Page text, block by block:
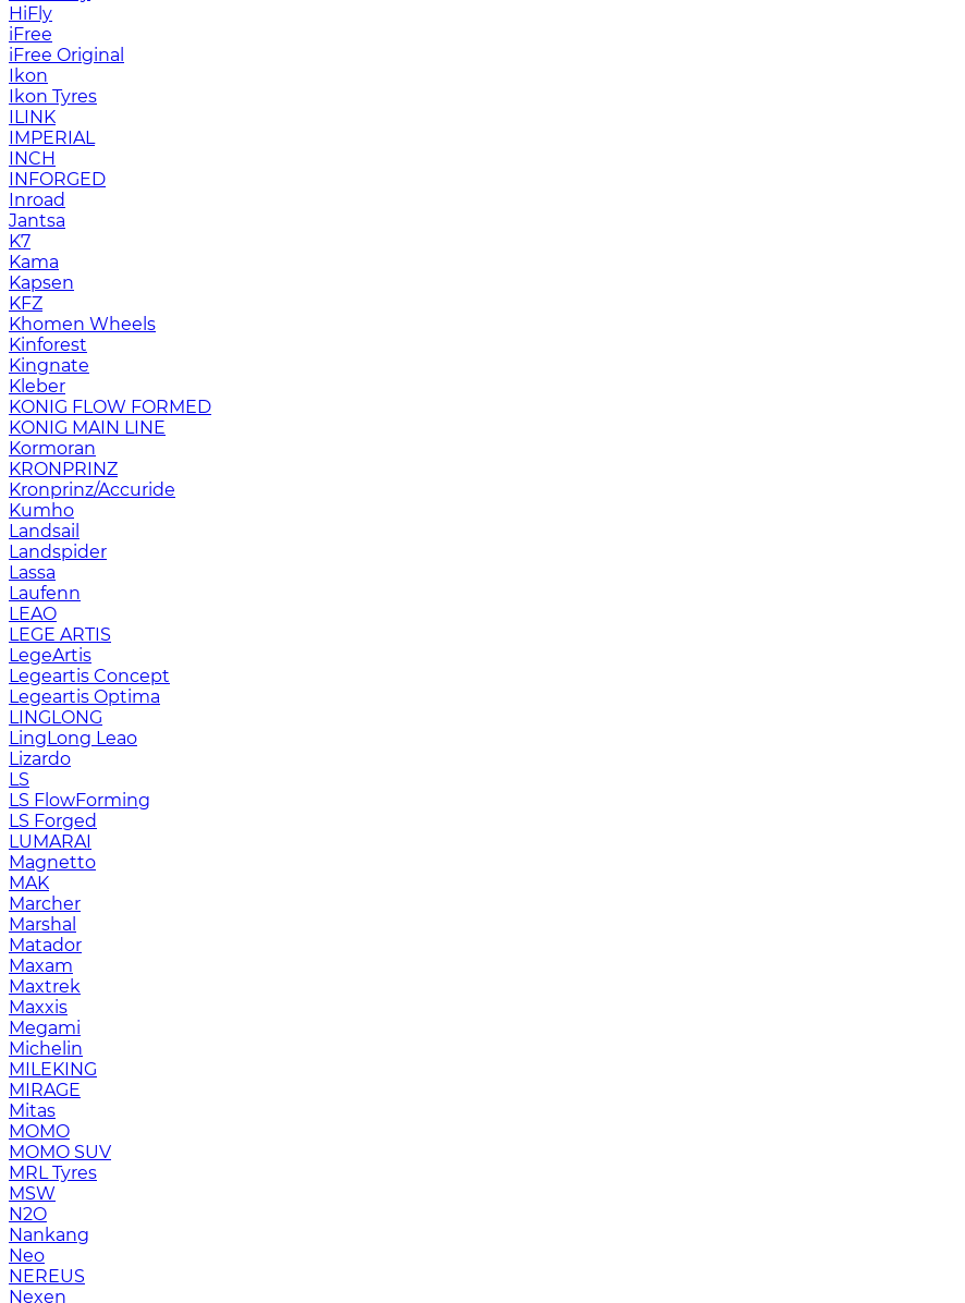
HiFly
iFree
iFree Original
Ikon
Ikon Tyres
ILINK
IMPERIAL
INCH
INFORGED
Inroad
Jantsa
K7
Kama
Kapsen
KFZ
Khomen Wheels
Kinforest
Kingnate
Kleber
KONIG FLOW FORMED
KONIG MAIN LINE
Kormoran
KRONPRINZ
Kronprinz/Accuride
Kumho
Landsail
Landspider
Lassa
Laufenn
LEAO
LEGE ARTIS
LegeArtis
Legeartis Concept
Legeartis Optima
LINGLONG
LingLong Leao
Lizardo
LS
LS FlowForming
LS Forged
LUMARAI
Magnetto
MAK
Marcher
Marshal
Matador
Maxam
Maxtrek
Maxxis
Megami
Michelin
MILEKING
MIRAGE
Mitas
MOMO
MOMO SUV
MRL Tyres
MSW
N2O
Nankang
Neo
NEREUS
Nexen